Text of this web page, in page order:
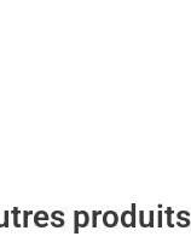
produits